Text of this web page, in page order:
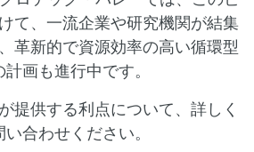
て、一流企業や研究機関が結集
革新的で資源効率の高い循環型
計画も進行中です。
提供する利点について、詳しく
い合わせください。